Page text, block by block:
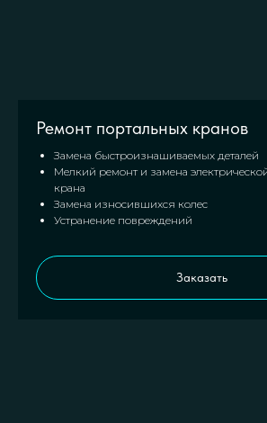
Ремонт портальных кранов
Замена быстроизнашиваемых деталей
Мелкий ремонт и замена
крана
Замена износившихся колес
Устранение повреждений
Заказать